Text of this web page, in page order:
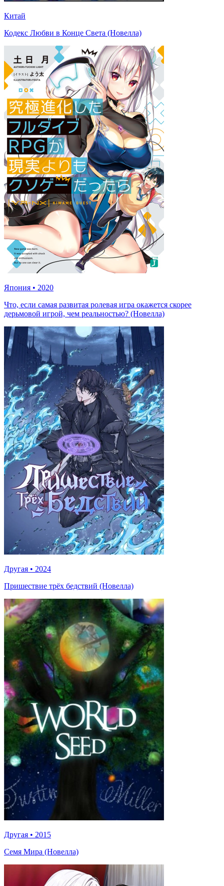
Китай
Кодекс Любви в Конце Света (Новелла)
Япония • 2020
Что, если самая развитая ролевая игра окажется скорее
дерьмовой игрой, чем реальностью? (Новелла)
Другая • 2024
Пришествие трёх бедствий (Новелла)
Другая • 2015
Семя Мира (Новелла)